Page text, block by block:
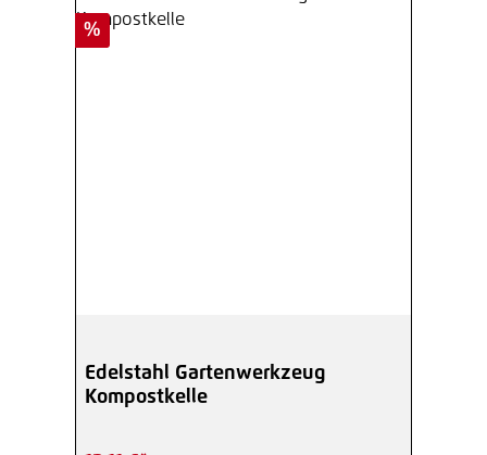
Rabatt
%
Edelstahl Gartenwerkzeug
Kompostkelle